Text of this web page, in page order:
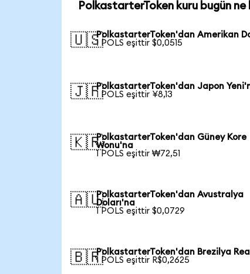
PolkastarterToken kuru bugün ne
🇺🇸PolkastarterToken'dan Amerikan
1 POLS eşittir $0,0515
🇯🇵PolkastarterToken'dan Japon
1 POLS eşittir ¥8,13
🇰🇷PolkastarterToken'dan Güney Kore
Wonu'na
1 POLS eşittir ₩72,51
🇦🇺PolkastarterToken'dan Avustralya
Doları'na
1 POLS eşittir $0,0729
🇧🇷PolkastarterToken'dan Brezilya
1 POLS eşittir R$0,2625